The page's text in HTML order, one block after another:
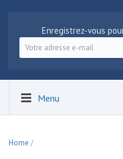
Enregistrez-vous
Menu
Home /